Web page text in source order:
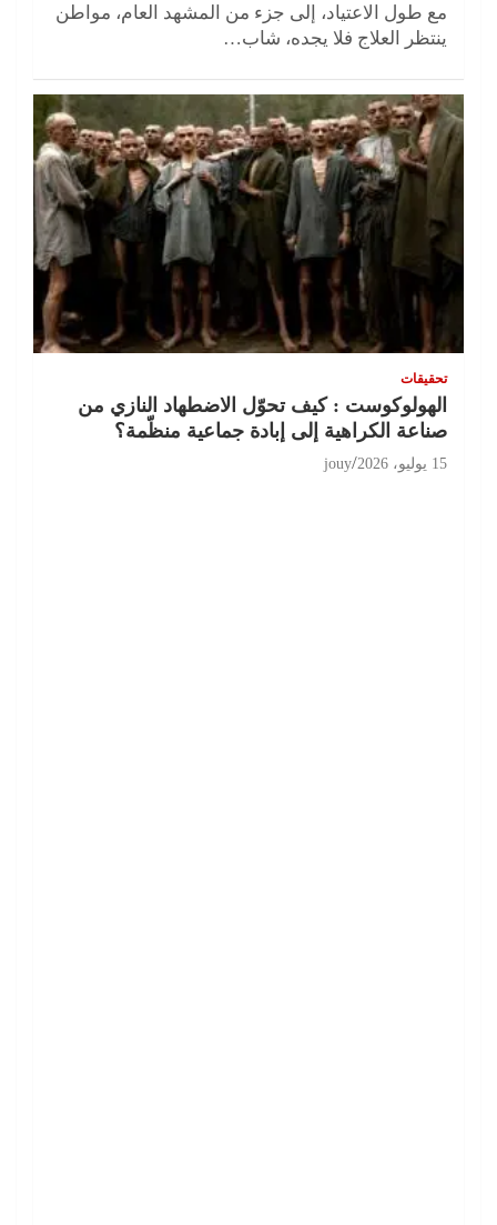
مع طول الاعتياد، إلى جزء من المشهد العام، مواطن
ينتظر العلاج فلا يجده، شاب…
تحقيقات
الهولوكوست : كيف تحوّل الاضطهاد النازي من
صناعة الكراهية إلى إبادة جماعية منظّمة؟
15 يوليو، 2026 jouy